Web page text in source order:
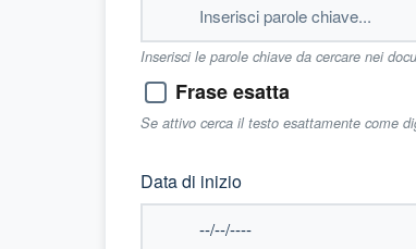
Inserisci le parole chiave da cercare nei
Frase esatta
Se attivo cerca il testo esattamente come
Data di inizio